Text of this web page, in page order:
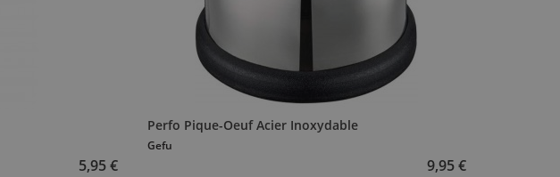
5,95 €
Perfo Pique-Oeuf Acier Inoxydable
Gefu
9,95 €